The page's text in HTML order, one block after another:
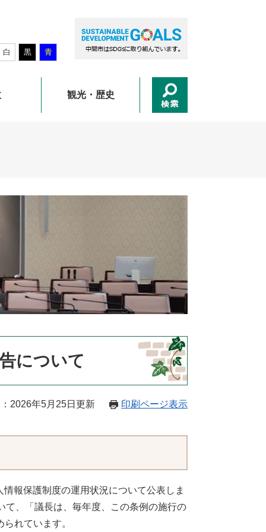
白 黒 青
観光・歴史
について
2026年5月25日更新 印刷ページ表示
報保護制度の運用状況について公表しま
、「議長は、毎年度、この条例の施行の
れています。